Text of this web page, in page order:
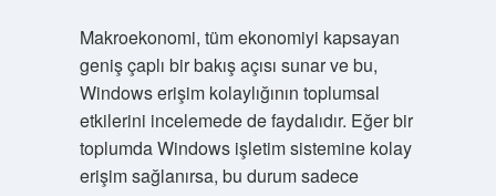
Makroekonomi, tüm ekonomiyi kapsayan
geniş çaplı bir bakış açısı sunar ve bu,
Windows erişim kolaylığının toplumsal
etkilerini incelemede de faydalıdır. Eğer bir
toplumda Windows işletim sistemine kolay
erişim sağlanırsa, bu durum sadece